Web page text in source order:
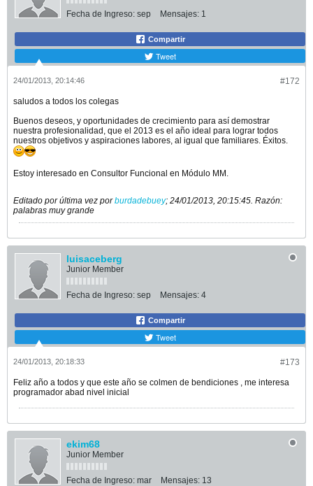
Fecha de Ingreso: sep Mensajes: 1
Compartir
Tweet
#172
24/01/2013, 20:14:46
saludos a todos los colegas
Buenos deseos, y oportunidades de crecimiento para así demostrar
nuestra profesionalidad, que el 2013 es el año ideal para lograr todos
nuestros objetivos y aspiraciones labores, al igual que familiares. Éxitos.
Estoy interesado en Consultor Funcional en Módulo MM.
Editado por última vez porburdadebuey; 24/01/2013, 20:15:45. Razón:
palabras muy grande
luisaceberg
Junior Member
Fecha de Ingreso: sep Mensajes: 4
Compartir
Tweet
#173
24/01/2013, 20:18:33
Feliz año a todos y que este año se colmen de bendiciones , me interesa
programador abad nivel inicial
ekim68
Junior Member
Fecha de Ingreso: mar Mensajes: 13